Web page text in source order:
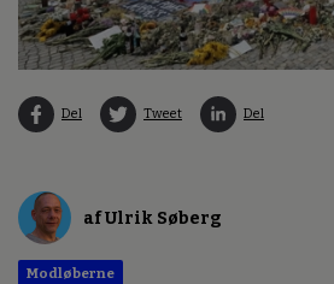
Del Tweet Del
af Ulrik Søberg
Modløberne